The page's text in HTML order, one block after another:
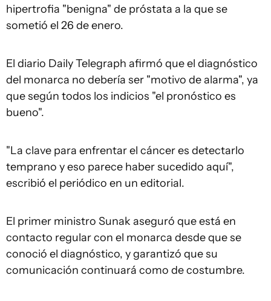
hipertrofia "benigna" de próstata a la que se
sometió el 26 de enero.
El diario Daily Telegraph afirmó que el diagnóstico
del monarca no debería ser "motivo de alarma", ya
que según todos los indicios "el pronóstico es
bueno".
"La clave para enfrentar el cáncer es detectarlo
temprano y eso parece haber sucedido aquí",
escribió el periódico en un editorial.
El primer ministro Sunak aseguró que está en
contacto regular con el monarca desde que se
conoció el diagnóstico, y garantizó que su
comunicación continuará como de costumbre.